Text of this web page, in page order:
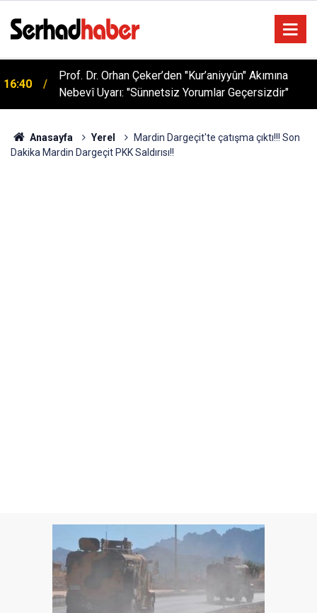
16:40
Prof. Dr. Orhan Çeker’den "Kur’aniyyûn" Akımına
Nebevî Uyarı: "Sünnetsiz Yorumlar Geçersizdir"
Anasayfa Yerel
Mardin Dargeçit'te çatışma çıktı!!! Son
Dakika Mardin Dargeçit PKK Saldırısı!!